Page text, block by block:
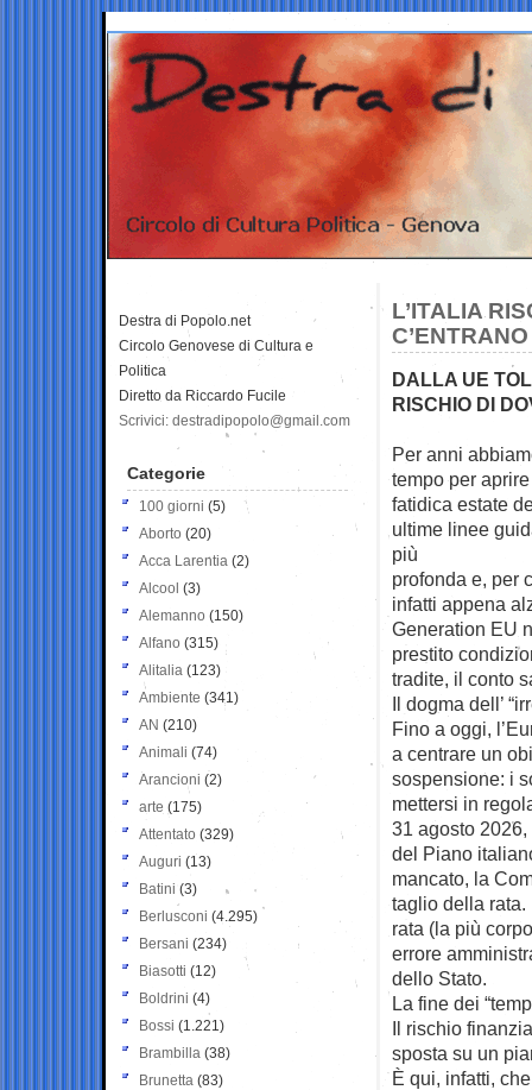
L’ITALIA
DALLA UE
RISCHIO DI
Per anni
tempo per
fatidica estate
ultime linee
più
profonda e, per
infatti appena
Generation EU
prestito
tradite, il conto
Il dogma dell’
Fino a oggi,
a centrare un
sospensione: i
mettersi in
31 agosto
del Piano
mancato, la
taglio della rata.
rata (la più
errore
dello Stato.
La fine dei
Il rischio
sposta su un
È qui, infatti,
Destra di Popolo.net
Circolo Genovese di Cultura e
Politica
Diretto da Riccardo Fucile
Scrivici: destradipopolo@gmail.com
Categorie
100 giorni (5)
Aborto (20)
Acca Larentia (2)
Alcool (3)
Alemanno (150)
Alfano (315)
Alitalia (123)
Ambiente (341)
AN (210)
Animali (74)
Arancioni (2)
arte (175)
Attentato (329)
Auguri (13)
Batini (3)
Berlusconi (4.295)
Bersani (234)
Biasotti (12)
Boldrini (4)
Bossi (1.221)
Brambilla (38)
Brunetta (83)